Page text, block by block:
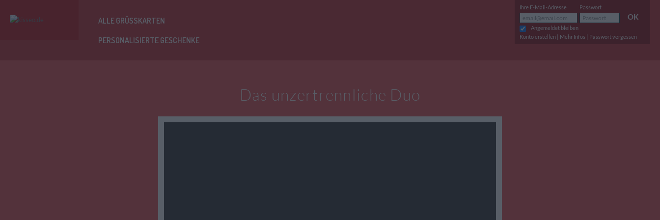
ALLE GRÜSSKARTEN
PERSONALISIERTE GESCHENKE
Ihre E-Mail-Adresse Passwort
OK
Angemeldet bleiben
Konto erstellen | Mehr Infos | Passwort vergessen
Das unzertrennliche Duo